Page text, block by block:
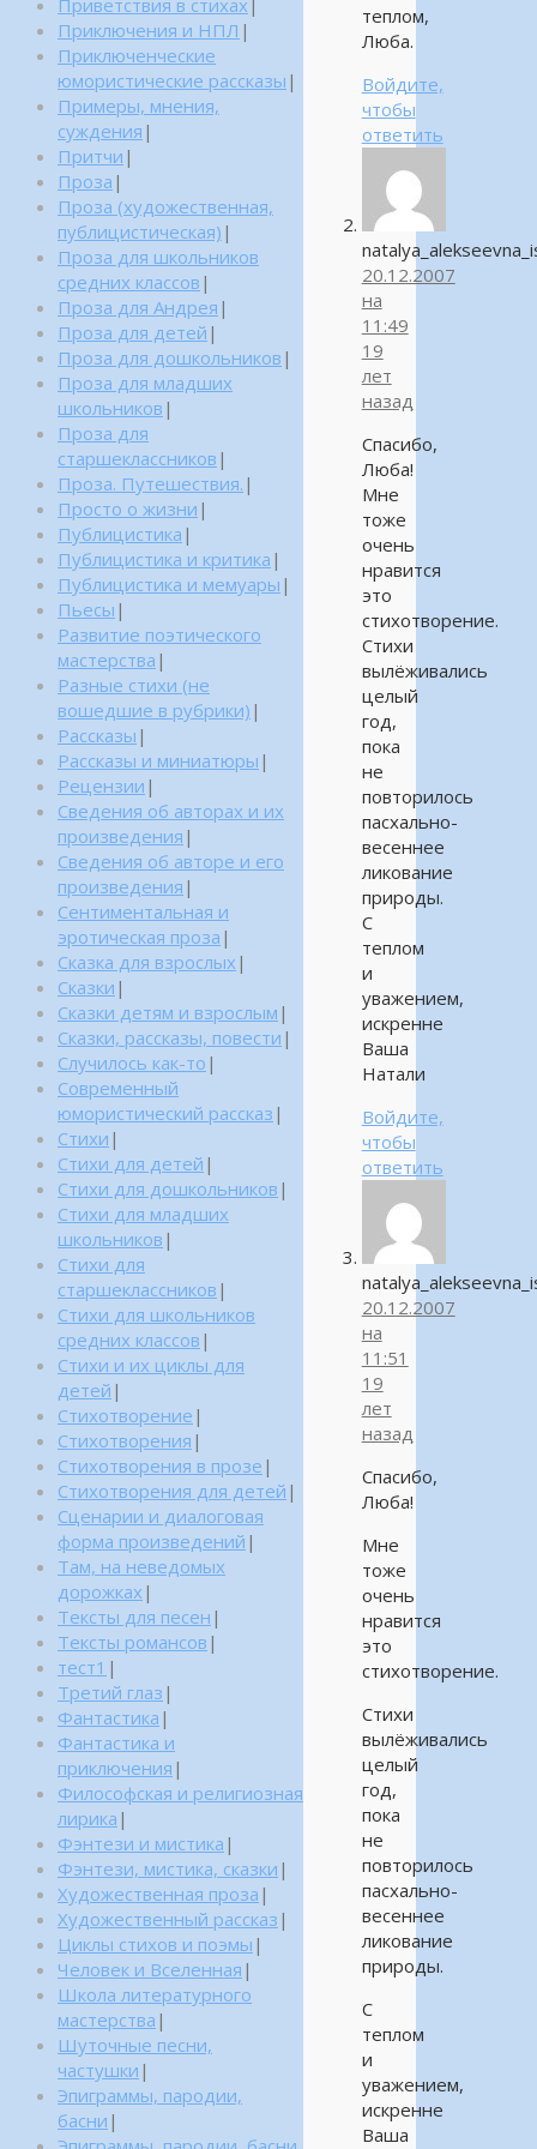
теплом,
Люба.
Войдите,
чтобы
ответить
20.12.2007
на
11:49
19
лет
назад
Спасибо,
Люба!
Мне
тоже
очень
нравится
это
стихотворение.
Стихи
вылёживались
целый
год,
пока
не
повторилось
пасхально-
весеннее
ликование
природы.
С
теплом
и
уважением,
искренне
Ваша
Натали
Войдите,
чтобы
ответить
20.12.2007
на
11:51
19
лет
назад
Спасибо,
Люба!
Мне
тоже
очень
нравится
это
стихотворение.
Стихи
вылёживались
целый
год,
пока
не
повторилось
пасхально-
весеннее
ликование
природы.
С
теплом
и
уважением,
искренне
Ваша
Приветствия в стихах
Приключения и НПЛ |
Приключенческие
юмористические рассказы |
Примеры, мнения,
суждения |
Притчи |
Проза |
Проза (художественная,
публицистическая) |
Проза для школьников
средних классов |
Проза для Андрея |
Проза для детей |
Проза для дошкольников |
Проза для младших
школьников |
Проза для
старшеклассников |
Проза. Путешествия. |
Просто о жизни |
Публицистика |
Публицистика и критика |
Публицистика и мемуары |
Пьесы |
Развитие поэтического
мастерства |
Разные стихи (не
вошедшие в рубрики) |
Рассказы |
Рассказы и миниатюры |
Рецензии |
Сведения об авторах и их
произведения |
Сведения об авторе и его
произведения |
Сентиментальная и
эротическая проза |
Сказка для взрослых |
Сказки |
Сказки детям и взрослым |
Сказки, рассказы, повести |
Случилось как-то |
Современный
юмористический рассказ |
Стихи |
Стихи для детей |
Стихи для дошкольников |
Стихи для младших
школьников |
Стихи для
старшеклассников |
Стихи для школьников
средних классов |
Стихи и их циклы для
детей |
Стихотворение |
Стихотворения |
Стихотворения в прозе |
Стихотворения для детей |
Сценарии и диалоговая
форма произведений |
Там, на неведомых
дорожках |
Тексты для песен |
Тексты романсов |
тест1 |
Третий глаз |
Фантастика |
Фантастика и
приключения |
Философская и религиозная
лирика |
Фэнтези и мистика |
Фэнтези, мистика, сказки |
Художественная проза |
Художественный рассказ |
Циклы стихов и поэмы |
Человек и Вселенная |
Школа литературного
мастерства |
Шуточные песни,
частушки |
Эпиграммы, пародии,
басни |